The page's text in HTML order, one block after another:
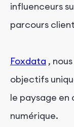
influenceurs
parcours
Foxdata ,
objectifs
le paysage
numérique.